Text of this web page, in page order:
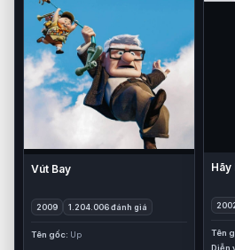
Vút Bay
2009 1.204.006 đánh giá
Tên gốc Up
Hãy
Tên
Diễn